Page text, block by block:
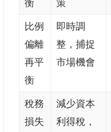
衡
策
比例
偏離
再平
衡
即時調
整，捕捉
市場機會
稅務
損失
減少資本
利得稅，